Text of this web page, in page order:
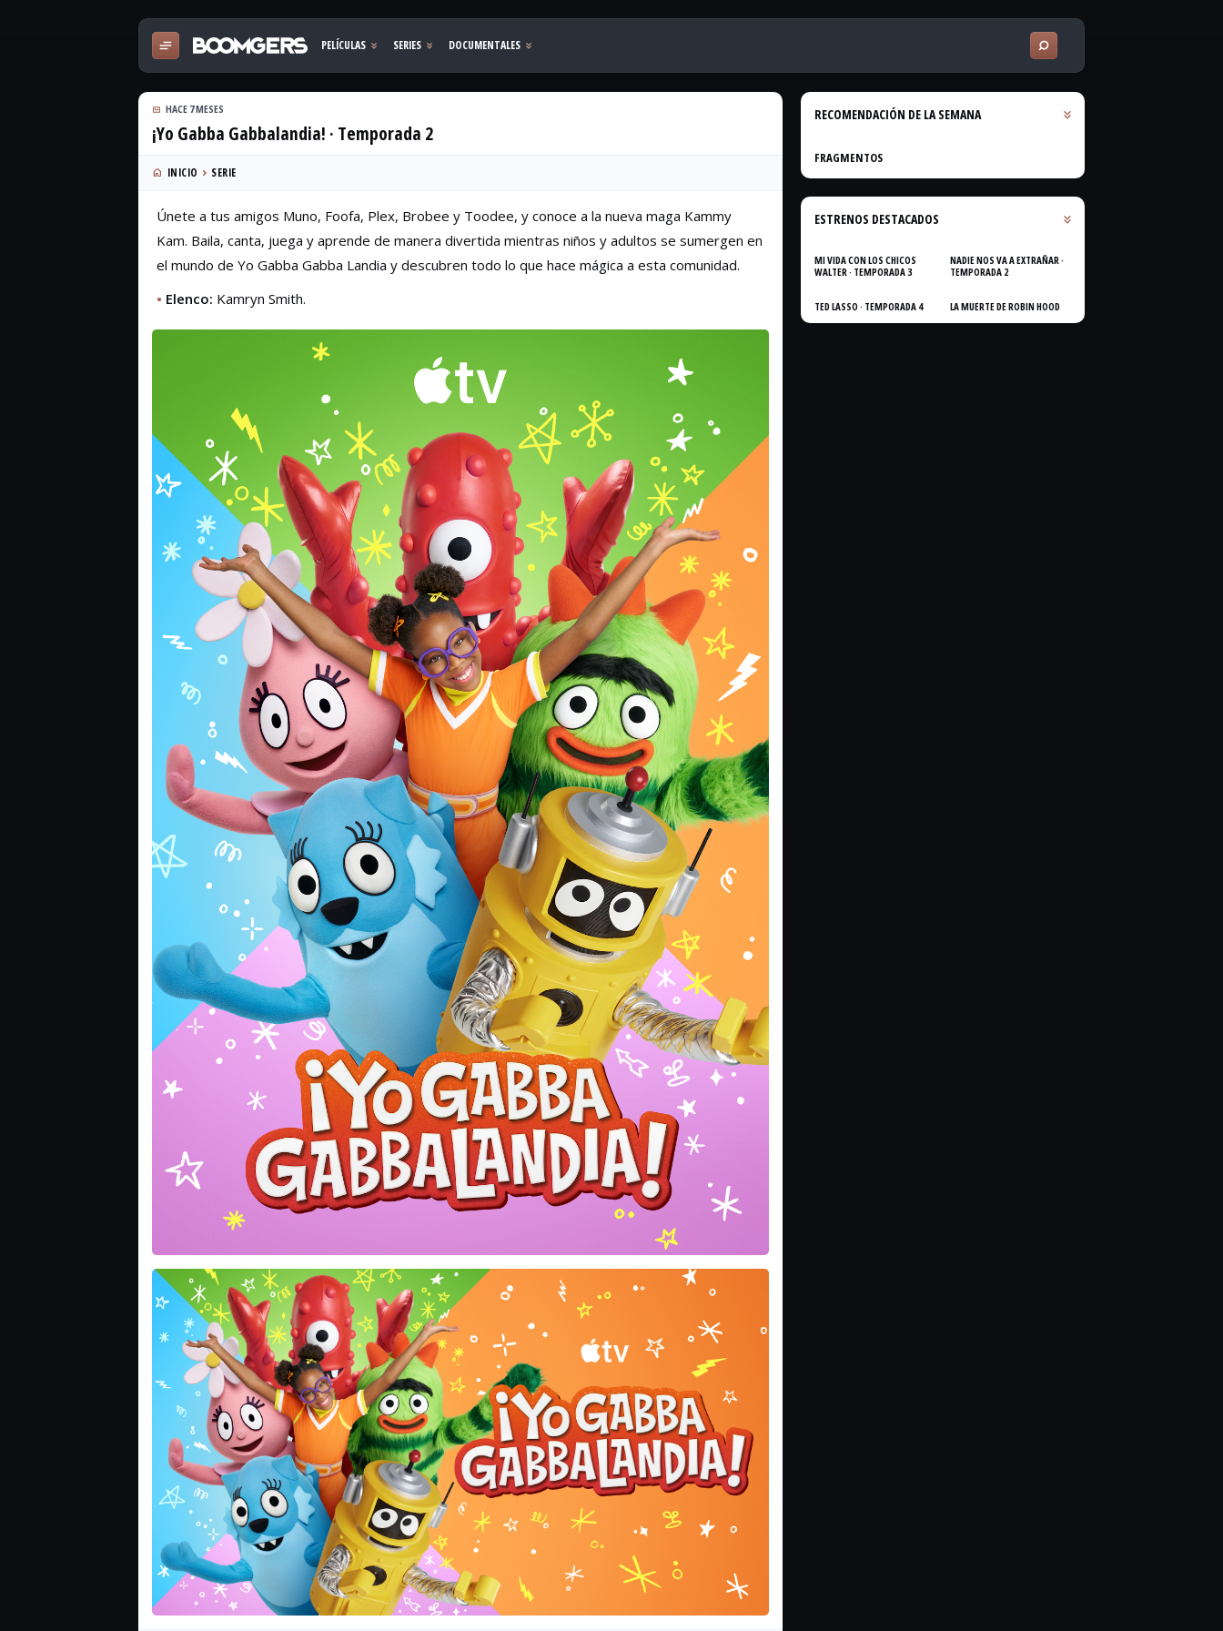
HACE 7 MESES
¡Yo Gabba Gabbalandia! · Temporada 2
INICIO SERIE
Únete a tus amigos Muno, Foofa, Plex, Brobee y Toodee, y conoce a la nueva maga Kammy
Kam. Baila, canta, juega y aprende de manera divertida mientras niños y adultos se sumergen en
el mundo de Yo Gabba Gabba Landia y descubren todo lo que hace mágica a esta comunidad.
• Elenco: Kamryn Smith.
RECOMENDACIÓN DE LA SEMANA
FRAGMENTOS
ESTRENOS DESTACADOS
MI VIDA CON LOS CHICOS
WALTER · TEMPORADA 3
NADIE NOS VA A EXTRAÑAR ·
TEMPORADA 2
TED LASSO · TEMPORADA 4 LA MUERTE DE ROBIN HOOD